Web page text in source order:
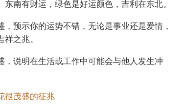
南有财运，绿色是好运颜色，吉利在东北。
预示你的运势不错，无论是事业还是爱情，
之兆。
，说明在生活或工作中可能会与他人发生冲
很茂盛的征兆